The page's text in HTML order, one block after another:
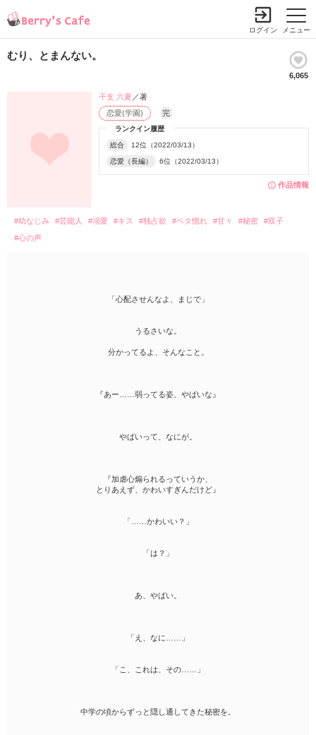
メニュー
ログイン
むり、とまんない。
6,065
作品情報
ランクイン履歴
総合 12位（2022/03/13）
恋愛（長編） 6位（2022/03/13）
恋愛(学園) 完
干支 六夏 ／著
#幼なじみ #芸能人 #溺愛 #キス #独占欲 #ベタ惚れ #甘々 #秘密
#双子
#心の声
「心配させんなよ、まじで」
うるさいな。
分かってるよ、そんなこと。
『あー……弱ってる姿、やばいな』
やばいって、なにが。
『加虐心煽られるっていうか、
とりあえず、かわいすぎんだけど』
「……かわいい？」
「は？」
あ、やばい。
「え、なに……」
「こ、これは、その……」
中学の頃からずっと隠し通してきた秘密を。